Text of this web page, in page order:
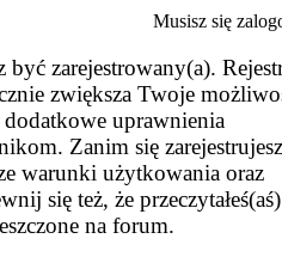
Musisz się
zarejestrowany(a).
zwiększa Twoje
uprawnienia
Zanim się
warunki użytkowania oraz
się też, że przeczytałeś(aś)
na forum.